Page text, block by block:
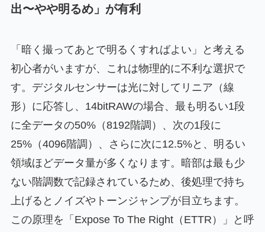
出〜やや明るめ」が有利
「暗く撮ってあとで明るくすればよい」と考える
初心者がいますが、これは物理的に不利な選択で
す。デジタルセンサーは光に対してリニア（線
形）に応答し、14bitRAWの場合、最も明るい1段
に全データの50%（8192階調）、次の1段に
25%（4096階調）、さらに次に12.5%と、明るい
領域ほどデータ量が多くなります。暗部は最も少
ない階調数で記録されているため、後処理で持ち
上げるとノイズやトーンジャンプが目立ちます。
この原理を「Expose To The Right（ETTR）」と呼